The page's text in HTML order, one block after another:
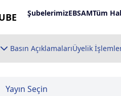
ŞubelerimizEBSAMTüm
Basın AçıklamalarıÜyelik